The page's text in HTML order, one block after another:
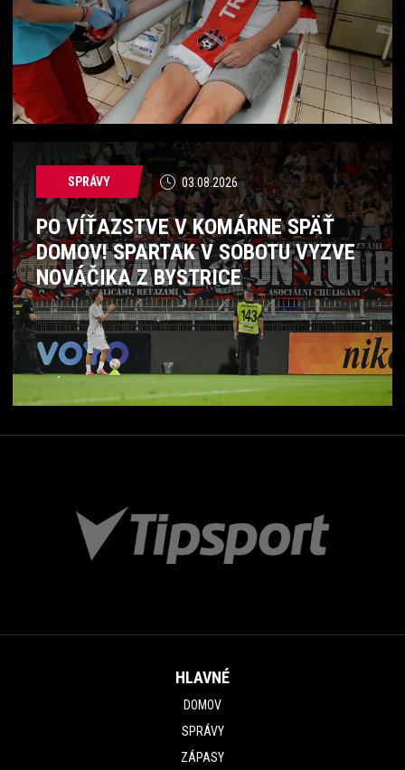
SPRÁVY 03.08.2026
PO VÍŤAZSTVE V KOMÁRNE SPÄŤ
DOMOV! SPARTAK V SOBOTU VYZVE
NOVÁČIKA Z BYSTRICE
HLAVNÉ
DOMOV
SPRÁVY
ZÁPASY